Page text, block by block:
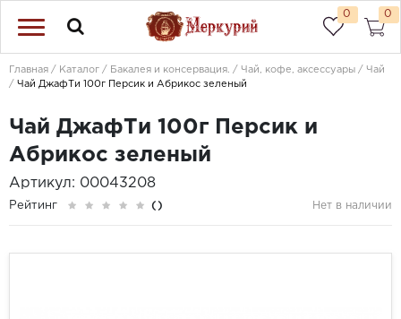
0 0
Главная Каталог Бакалея и консервация. Чай, кофе, аксессуары
Чай
Чай ДжафТи 100г Персик и Абрикос зеленый
Чай ДжафТи 100г Персик и
Абрикос зеленый
Артикул: 00043208
Рейтинг () Нет в наличии